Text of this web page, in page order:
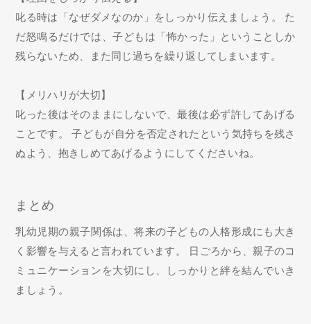
叱る時は「なぜダメなのか」をしっかり伝えましょう。 た
だ怒鳴るだけでは、子どもは「怖かった」ということしか
残らないため、また同じ過ちを繰り返してしまいます。
【メリハリが大切】
叱った後はそのままにしないで、最後は必ず許してあげる
ことです。 子どもが自分を否定されたという気持ちを残さ
ぬよう、抱きしめてあげるようにしてくださいね。
まとめ
乳幼児期の親子関係は、将来の子どもの人格形成にも大き
く影響を与えると言われています。 日ごろから、親子のコ
ミュニケーションを大切にし、しっかりと絆を結んでいき
ましょう。